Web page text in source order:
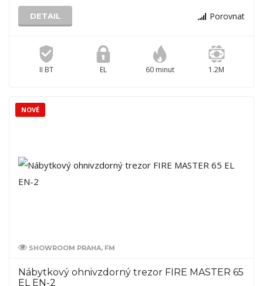
DETAIL Porovnat
II BT EL 60 minut 1.2M
SHOWROOM PRAHA, FM
Nábytkový ohnivzdorný trezor FIRE MASTER 65
EL EN-2
NOVÉ